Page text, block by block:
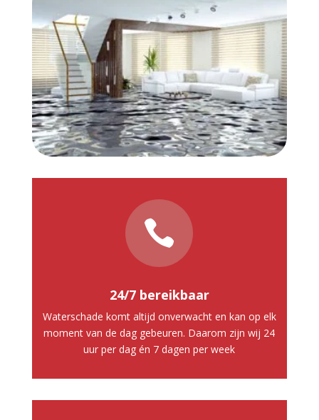

24/7 bereikbaar
Waterschade komt altijd onverwacht en kan op elk
moment van de dag gebeuren. Daarom zijn wij 24
uur per dag én 7 dagen per week